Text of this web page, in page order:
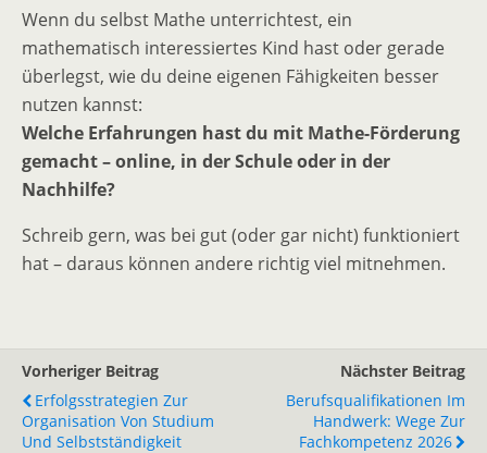
Wenn du selbst Mathe unterrichtest, ein
mathematisch interessiertes Kind hast oder gerade
überlegst, wie du deine eigenen Fähigkeiten besser
nutzen kannst:
Welche Erfahrungen hast du mit Mathe-Förderung
gemacht – online, in der Schule oder in der
Nachhilfe?
Schreib gern, was bei gut (oder gar nicht) funktioniert
hat – daraus können andere richtig viel mitnehmen.
Vorheriger Beitrag
Erfolgsstrategien Zur
Organisation Von Studium
Und Selbstständigkeit
Nächster Beitrag
Berufsqualifikationen Im
Handwerk: Wege Zur
Fachkompetenz 2026